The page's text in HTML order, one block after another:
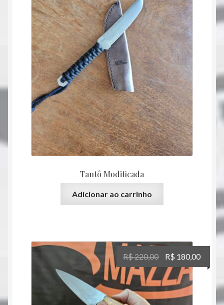
Tantô Modificada
Adicionar ao carrinho
R$220,00
O
preço
original
era:
R$ 180,00O
preço